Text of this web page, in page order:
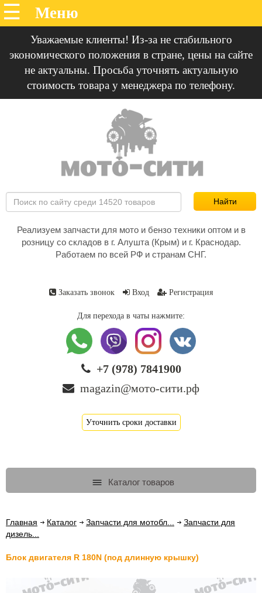
Уважаемые клиенты! Из-за не стабильного
экономического положения в стране, цены на сайте
не актуальны. Просьба уточнять актуальную
стоимость товара у менеджера по телефону.
Реализуем запчасти для мото и бензо техники оптом и в
розницу со складов в г. Алушта (Крым) и г. Краснодар.
Работаем по всей РФ и странам СНГ.
Заказать звонок Вход Регистрация
Для перехода в чаты нажмите:
+7 (978) 7841900
magazin@мото-сити.рф
Уточнить сроки доставки
Каталог товаров
Главная Каталог Запчасти для мотобл...
Запчасти для
дизель...
Блок двигателя R 180N (под длинную крышку)